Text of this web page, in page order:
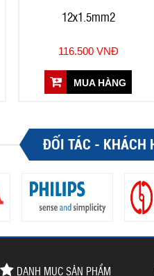
12x1.5mm2
116.500 VNĐ
MUA HÀNG
ĐỐI TÁC - KHÁCH
DANH MỤC SẢN PHẨM